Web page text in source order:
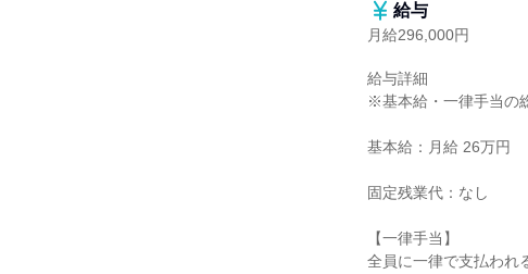
給与
月給296,000円
給与詳細
※基本給・一律手当の
基本給：月給 26万円
固定残業代：なし
【一律手当】
全員に一律で支払われ